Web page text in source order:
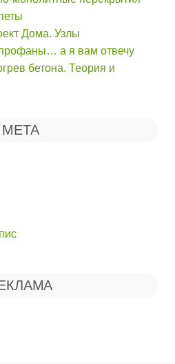
Дома. Узлы
профаны… а я вам отвечу
бетона. Теория и
МЕТА